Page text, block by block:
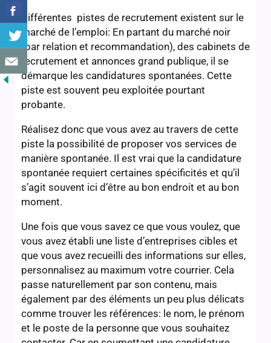
Différentes pistes de recrutement existent sur le
marché de l’emploi: En partant du marché noir
(par relation et recommandation), des cabinets de
recrutement et annonces grand publique, il se
démarque les candidatures spontanées. Cette
piste est souvent peu exploitée pourtant
probante.
Réalisez donc que vous avez au travers de cette
piste la possibilité de proposer vos services de
manière spontanée. Il est vrai que la candidature
spontanée requiert certaines spécificités et qu’il
s’agit souvent ici d’être au bon endroit et au bon
moment.
Une fois que vous savez ce que vous voulez, que
vous avez établi une liste d’entreprises cibles et
que vous avez recueilli des informations sur elles,
personnalisez au maximum votre courrier. Cela
passe naturellement par son contenu, mais
également par des éléments un peu plus délicats
comme trouver les références: le nom, le prénom
et le poste de la personne que vous souhaitez